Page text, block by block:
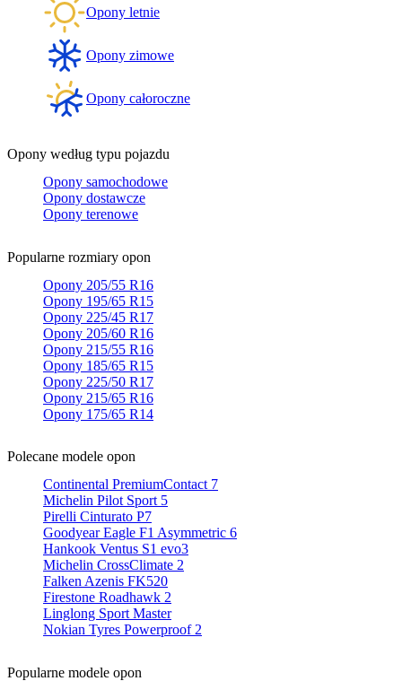
Opony letnie
Opony zimowe
Opony całoroczne
Opony według typu pojazdu
Opony samochodowe
Opony dostawcze
Opony terenowe
Popularne rozmiary opon
Opony 205/55 R16
Opony 195/65 R15
Opony 225/45 R17
Opony 205/60 R16
Opony 215/55 R16
Opony 185/65 R15
Opony 225/50 R17
Opony 215/65 R16
Opony 175/65 R14
Polecane modele opon
Continental PremiumContact 7
Michelin Pilot Sport 5
Pirelli Cinturato P7
Goodyear Eagle F1 Asymmetric 6
Hankook Ventus S1 evo3
Michelin CrossClimate 2
Falken Azenis FK520
Firestone Roadhawk 2
Linglong Sport Master
Nokian Tyres Powerproof 2
Popularne modele opon